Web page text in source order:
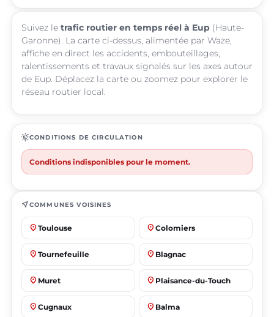
Suivez le trafic routier en temps réel à Eup (Haute-
Garonne). La carte ci-dessus, alimentée par Waze,
affiche en direct les accidents, embouteillages,
ralentissements et travaux signalés sur les axes autour
de Eup. Déplacez la carte ou zoomez pour explorer le
réseau routier local.
routineCONDITIONS DE CIRCULATION
Conditions indisponibles pour le moment.
near_meCOMMUNES VOISINES
place Toulouse place Colomiers
place Tournefeuille place Blagnac
place Muret place Plaisance-du-Touch
place Cugnaux place Balma